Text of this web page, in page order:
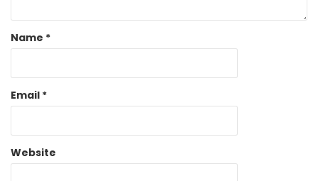
Name *
Email *
Website